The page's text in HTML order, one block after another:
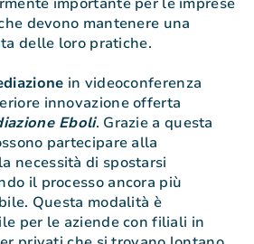
devono mantenere una
delle loro pratiche.
in videoconferenza
innovazione offerta
Eboli. Grazie a questa
partecipare alla
necessità di spostarsi
il processo ancora più
Questa modalità è
per le aziende con filiali in